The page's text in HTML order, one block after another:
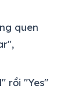
quen
rồi "Yes"